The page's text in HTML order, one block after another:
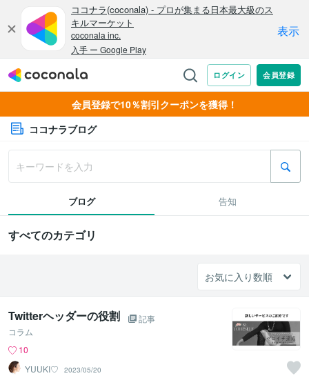
会員登録で10％割引クーポンを獲得！
ココナラブログ
ブログ 告知
すべてのカテゴリ
Twitterヘッダーの役割
記事
コラム
10
YUUKI♡
2023/05/20